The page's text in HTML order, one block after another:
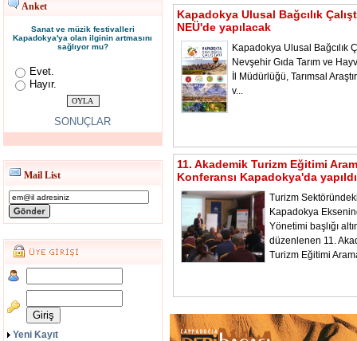
Anket
Sanat ve müzik festivalleri
Kapadokya'ya olan ilginin artmasını
sağlıyor mu?
Evet.
Hayır.
SONUÇLAR
Mail List
Yeni Kayıt
Kapadokya Ulusal Bağcılık
NEÜ'de yapılacak
Kapadokya Ulusal Bağcılık
Nevşehir Gıda Tarım ve
İl Müdürlüğü, Tarımsal
v...
11. Akademik Turizm Eğitimi
Konferansı Kapadokya'da yapıldı
Turizm
Kapadokya
Yönetimi başlığı
düzenlenen 11.
Turizm Eğitimi